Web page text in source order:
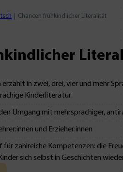
Chancen frühkindlicher Literalität
in zwei, drei, vier und mehr
Kinderliteratur
Umgang mit mehrsprachiger,
und Erzieher:innen
zahlreiche Kompetenzen: die
sich selbst in Geschichten